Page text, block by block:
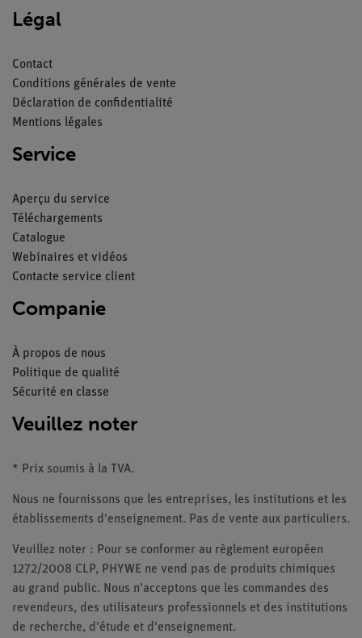
Légal
Contact
Conditions générales de vente
Déclaration de confidentialité
Mentions légales
Service
Aperçu du service
Téléchargements
Catalogue
Webinaires et vidéos
Contacte service client
Companie
À propos de nous
Politique de qualité
Sécurité en classe
Veuillez noter
* Prix soumis à la TVA.
Nous ne fournissons que les entreprises, les institutions et les
établissements d'enseignement. Pas de vente aux particuliers.
Veuillez noter : Pour se conformer au règlement européen
1272/2008 CLP, PHYWE ne vend pas de produits chimiques
au grand public. Nous n'acceptons que les commandes des
revendeurs, des utilisateurs professionnels et des institutions
de recherche, d'étude et d'enseignement.